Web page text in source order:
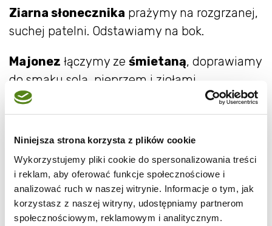
Niniejsza strona korzysta z plików cookie
Wykorzystujemy pliki cookie do spersonalizowania treści
i reklam, aby oferować funkcje społecznościowe i
analizować ruch w naszej witrynie. Informacje o tym, jak
korzystasz z naszej witryny, udostępniamy partnerom
społecznościowym, reklamowym i analitycznym.
Ziarna słonecznika prażymy na rozgrzanej,
suchej patelni. Odstawiamy na bok.
Majonez łączymy ze śmietaną, doprawiamy
do smaku solą, pieprzem i ziołami.